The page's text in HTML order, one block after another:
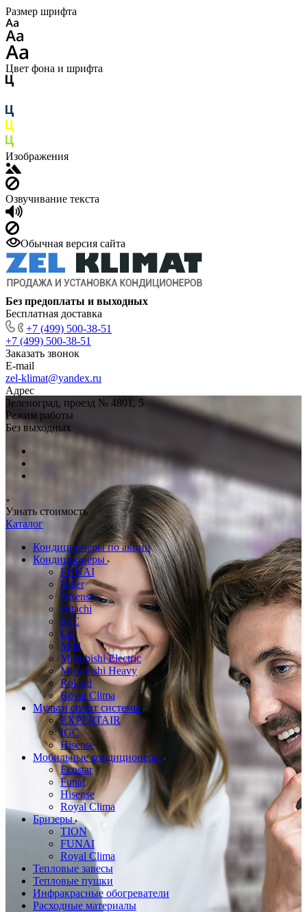
Размер шрифта
Цвет фона и шрифта
Изображения
Озвучивание текста
Обычная версия сайта
Без предоплаты и выходных
Бесплатная доставка
+7 (499) 500-38-51
+7 (499) 500-38-51
Заказать звонок
E-mail
zel-klimat@yandex.ru
Адрес
Зеленоград, проезд № 4801, 5
Режим работы
Без выходных
Узнать стоимость
Каталог
Кондиционеры по акции
Кондиционеры
FUNAI
Haier
Hisense
Hitachi
IGC
LG
Mild
Mitsubishi Electric
Mitsubishi Heavy
Roland
Royal Clima
Мульти сплит системы
EXPERTAIR
IGC
Hisense
Мобильные кондиционеры
Ecostar
Funai
Hisense
Royal Clima
Бризеры
TION
FUNAI
Royal Clima
Тепловые завесы
Тепловые пушки
Инфракрасные обогреватели
Расходные материалы